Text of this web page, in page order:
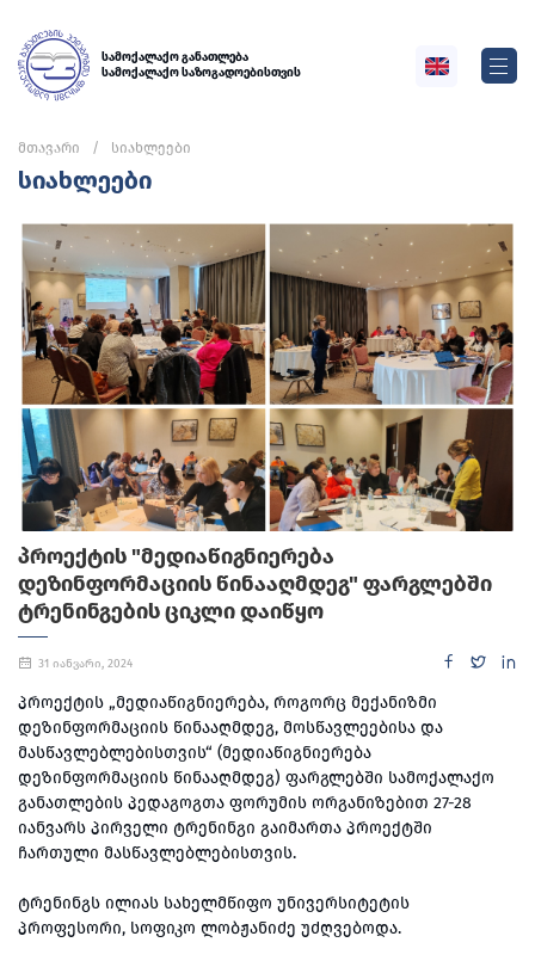
სამოქალაქო განათლება
სამოქალაქო საზოგადოებისთვის
მთავარი სიახლეები
სიახლეები
ᲞᲠᲝᲔᲥᲢᲘᲡ "ᲛᲔᲓᲘᲐᲬᲘᲒᲜᲘᲔᲠᲔᲑᲐ
ᲓᲔᲖᲘᲜᲤᲝᲠᲛᲐᲪᲘᲘᲡ ᲬᲘᲜᲐᲐᲦᲛᲓᲔᲒ" ᲤᲐᲠᲒᲚᲔᲑᲨᲘ
ᲢᲠᲔᲜᲘᲜᲒᲔᲑᲘᲡ ᲪᲘᲙᲚᲘ ᲓᲐᲘᲬᲧᲝ
31 იანვარი, 2024
პროექტის „მედიაწიგნიერება, როგორც მექანიზმი
დეზინფორმაციის წინააღმდეგ, მოსწავლეებისა და
მასწავლებლებისთვის“ (მედიაწიგნიერება
დეზინფორმაციის წინააღმდეგ) ფარგლებში სამოქალაქო
განათლების პედაგოგთა ფორუმის ორგანიზებით 27-28
იანვარს პირველი ტრენინგი გაიმართა პროექტში
ჩართული მასწავლებლებისთვის.
ტრენინგს ილიას სახელმწიფო უნივერსიტეტის
პროფესორი, სოფიკო ლობჟანიძე უძღვებოდა.